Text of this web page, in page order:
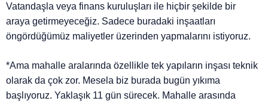
Vatandaşla veya finans kuruluşları ile hiçbir şekilde bir
araya getirmeyeceğiz. Sadece buradaki inşaatları
öngördüğümüz maliyetler üzerinden yapmalarını istiyoruz.
*Ama mahalle aralarında özellikle tek yapıların inşası teknik
olarak da çok zor. Mesela biz burada bugün yıkıma
başlıyoruz. Yaklaşık 11 gün sürecek. Mahalle arasında